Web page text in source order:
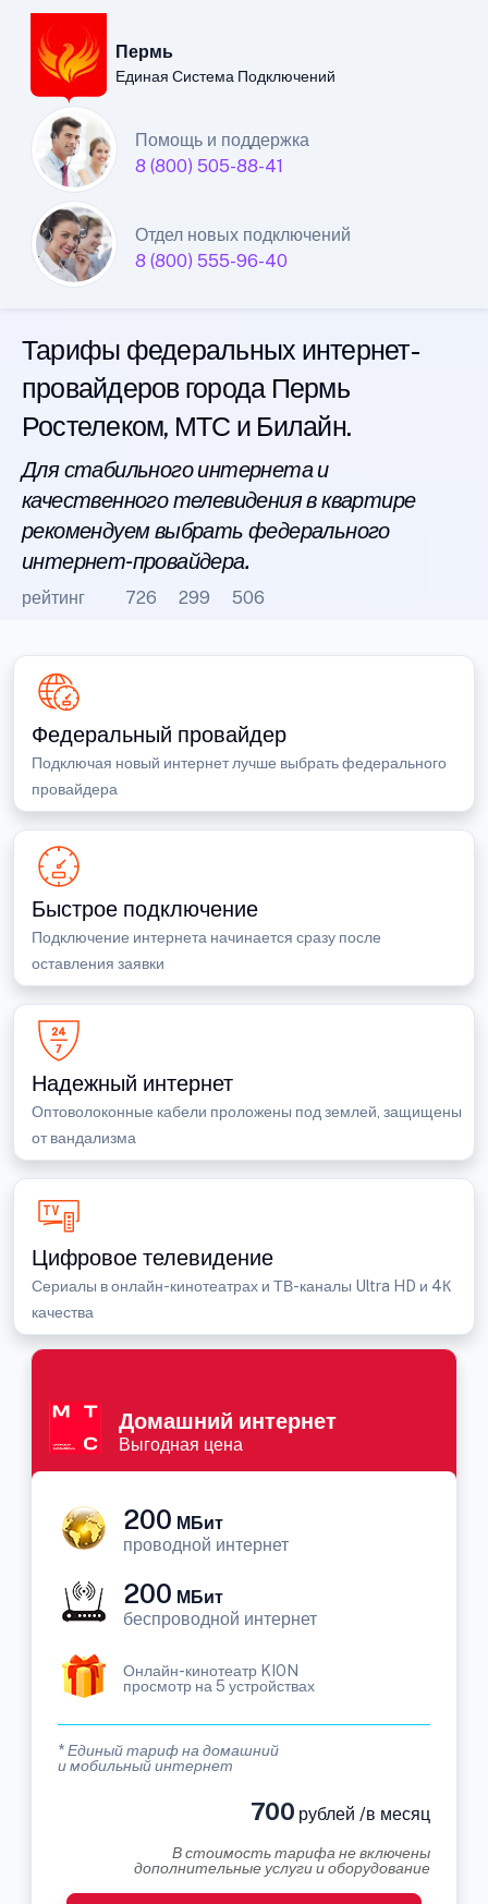
Пермь
Единая Система Подключений
Помощь и поддержка
8 (800) 505-88-41
Отдел новых подключений
8 (800) 555-96-40
Пермский филиал
Единой Системы
Подключений
интернета
Тарифы федеральных интернет-
провайдеров города Пермь
Ростелеком, МТС и Билайн.
Для стабильного интернета и
качественного телевидения в квартире
рекомендуем выбрать федерального
интернет-провайдера.
рейтинг 726 299 506
Федеральный провайдер
Подключая новый интернет лучше выбрать федерального
провайдера
Быстрое подключение
Подключение интернета начинается сразу после
оставления заявки
Надежный интернет
Оптоволоконные кабели проложены под землей, защищены
от вандализма
Цифровое телевидение
Сериалы в онлайн-кинотеатрах и ТВ-каналы Ultra HD и 4К
качества
Домашний интернет
Выгодная цена
200 МБит
проводной интернет
200 МБит
беспроводной интернет
Онлайн-кинотеатр KION
просмотр на 5 устройствах
* Единый тариф на домашний
и мобильный интернет
700 рублей /в месяц
В стоимость тарифа не включены
дополнительные услуги и оборудование